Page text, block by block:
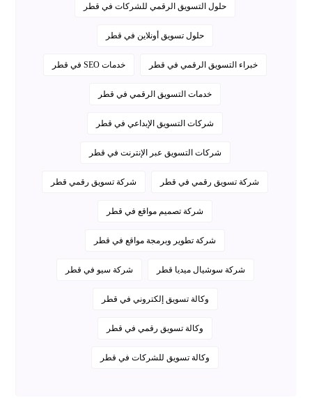
حلول التسويق الرقمي للشركات في قطر
حلول تسويق أونلاين في قطر
خبراء التسويق الرقمي في قطر خدمات SEO في قطر
خدمات التسويق الرقمي في قطر
شركات التسويق الإبداعي في قطر
شركات التسويق عبر الإنترنت في قطر
شركة تسويق رقمي في قطر شركة تسويق رقمي قطر
شركة تصميم مواقع في قطر
شركة تطوير وبرمجة مواقع في قطر
شركة سوشيال ميديا قطر شركة سيو في قطر
وكالة تسويق إلكتروني في قطر
وكالة تسويق رقمي في قطر
وكالة تسويق للشركات في قطر